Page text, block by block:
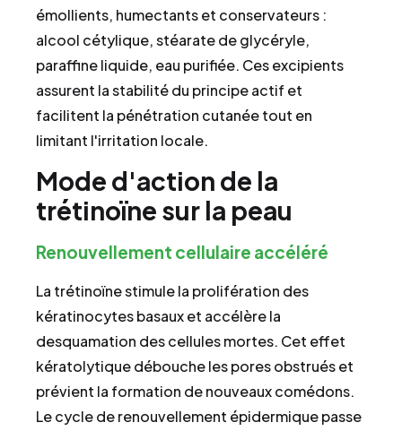
émollients, humectants et conservateurs :
alcool cétylique, stéarate de glycéryle,
paraffine liquide, eau purifiée. Ces excipients
assurent la stabilité du principe actif et
facilitent la pénétration cutanée tout en
limitant l'irritation locale.
Mode d'action de la
trétinoïne sur la peau
Renouvellement cellulaire accéléré
La trétinoïne stimule la prolifération des
kératinocytes basaux et accélère la
desquamation des cellules mortes. Cet effet
kératolytique débouche les pores obstrués et
prévient la formation de nouveaux comédons.
Le cycle de renouvellement épidermique passe